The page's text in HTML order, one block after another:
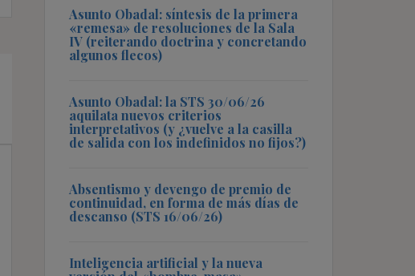
Asunto Obadal: síntesis de la primera
«remesa» de resoluciones de la Sala
IV (reiterando doctrina y concretando
algunos flecos)
Asunto Obadal: la STS 30/06/26
aquilata nuevos criterios
interpretativos (y ¿vuelve a la casilla
de salida con los indefinidos no fijos?)
Absentismo y devengo de premio de
continuidad, en forma de más días de
descanso (STS 16/06/26)
Inteligencia artificial y la nueva